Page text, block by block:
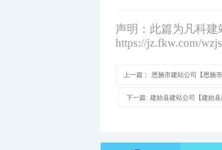
声明：此篇为凡科
https://jz.fkw.com/
上一篇： 恩施市建站公司【恩施
下一篇: 建始县建站公司【建始